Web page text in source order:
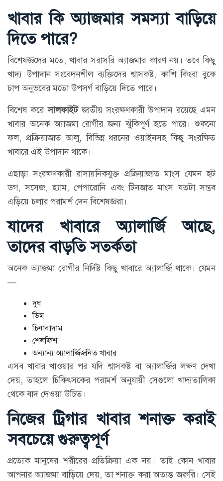
খাবার কি অ্যাজমার সমস্যা বাড়িয়ে
দিতে পারে?
বিশেষজ্ঞদের মতে, খাবার সরাসরি অ্যাজমার কারণ নয়। তবে কিছু
খাদ্য উপাদান সংবেদনশীল ব্যক্তিদের শ্বাসকষ্ট, কাশি কিংবা বুকে
চাপ অনুভবের মতো উপসর্গ বাড়িয়ে দিতে পারে।
বিশেষ করেসালফাইটজাতীয় সংরক্ষণকারী উপাদান রয়েছে এমন
খাবার অনেক অ্যাজমা রোগীর জন্য ঝুঁকিপূর্ণ হতে পারে। শুকনো
ফল, প্রক্রিয়াজাত আলু, বিভিন্ন ধরনের ওয়াইনসহ কিছু সংরক্ষিত
খাবারে এই উপাদান থাকে।
এছাড়া সংরক্ষণকারী রাসায়নিকযুক্ত প্রক্রিয়াজাত মাংস যেমন হট
ডগ, সসেজ, হ্যাম, পেপারোনি এবং টিনজাত মাংস যতটা সম্ভব
এড়িয়ে চলার পরামর্শ দেন বিশেষজ্ঞরা।
যাদের খাবারে অ্যালার্জি আছে,
তাদের বাড়তি সতর্কতা
অনেক অ্যাজমা রোগীর নির্দিষ্ট কিছু খাবারে অ্যালার্জি থাকে। যেমন
—
দুধ
ডিম
চিনাবাদাম
শেলফিশ
অন্যান্য অ্যালার্জিজনিত খাবার
এসব খাবার খাওয়ার পর যদি শ্বাসকষ্ট বা অ্যালার্জির লক্ষণ দেখা
দেয়, তাহলে চিকিৎসকের পরামর্শ অনুযায়ী সেগুলো খাদ্যতালিকা
থেকে বাদ দেওয়া উচিত।
নিজের ট্রিগার খাবার শনাক্ত করাই
সবচেয়ে গুরুত্বপূর্ণ
প্রত্যেক মানুষের শরীরের প্রতিক্রিয়া এক নয়। তাই কোন খাবার
আপনার অ্যাজমা বাড়িয়ে দেয়, তা শনাক্ত করা অত্যন্ত জরুরি। সেই